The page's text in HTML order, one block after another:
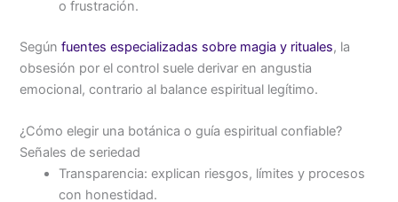
o frustración.
Segúnfuentes especializadas sobre magia y rituales, la
obsesión por el control suele derivar en angustia
emocional, contrario al balance espiritual legítimo.
¿Cómo elegir una botánica o guía espiritual confiable?
Señales de seriedad
Transparencia: explican riesgos, límites y procesos
con honestidad.